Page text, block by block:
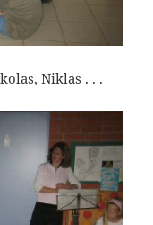
Niklas . . .